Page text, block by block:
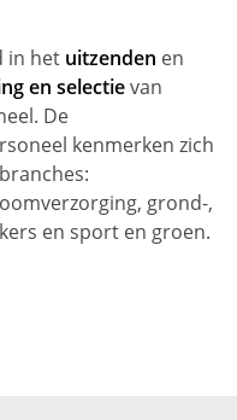
in het uitzenden en
en selectievan
De
kenmerken zich
grond-,
en sport en groen.